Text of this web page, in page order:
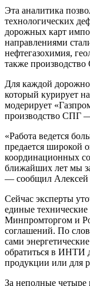
Эта аналитика
технологических
дорожных карт
направлениями
нефтегазохимия,
также
Для каждой
который курирует
модерирует
производство СПГ
«Работа ведется
предается широкой
координационных
ближайших лет мы
— сообщил Алексей
Сейчас эксперты
единые
Минпромторгом и
соглашений. По
сами
обратиться в ИНТИ
продукции или для
За неполные четыре